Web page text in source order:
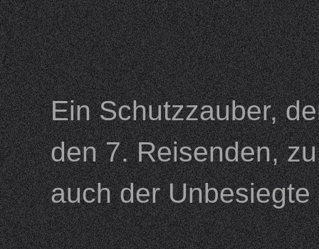
Ein Schutzzauber,
den 7. Reisenden,
auch der